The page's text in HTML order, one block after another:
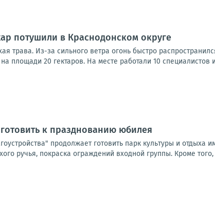
потушили в Краснодонском округе
трава. Из-за сильного ветра огонь быстро
площади 20 гектаров. На месте работали 10 специалистов
к празднованию юбилея
продолжает готовить парк культуры и отдыха
ручья, покраска ограждений входной группы. Кроме того,